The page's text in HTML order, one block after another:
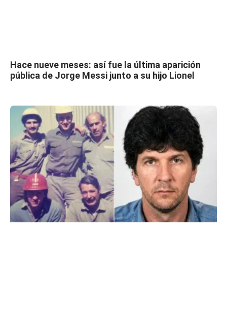
Hace nueve meses: así fue la última aparición
pública de Jorge Messi junto a su hijo Lionel